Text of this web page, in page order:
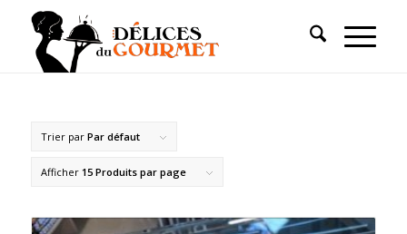
Trier par Par défaut
Afficher 15 Produits par page